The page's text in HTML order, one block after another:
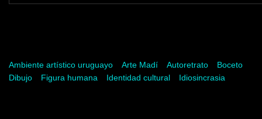
Ambiente artístico uruguayo Arte Madí Autoretrato
Boceto
Dibujo
Figura humana Identidad cultural Idiosincrasia